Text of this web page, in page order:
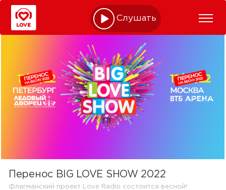
Слушать online
Перенос BIG LOVE SHOW 2022
Флагманский проект Love Radio состоится весной!